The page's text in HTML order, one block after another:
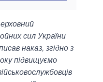
сил України
наказ, згідно з
підвищуємо